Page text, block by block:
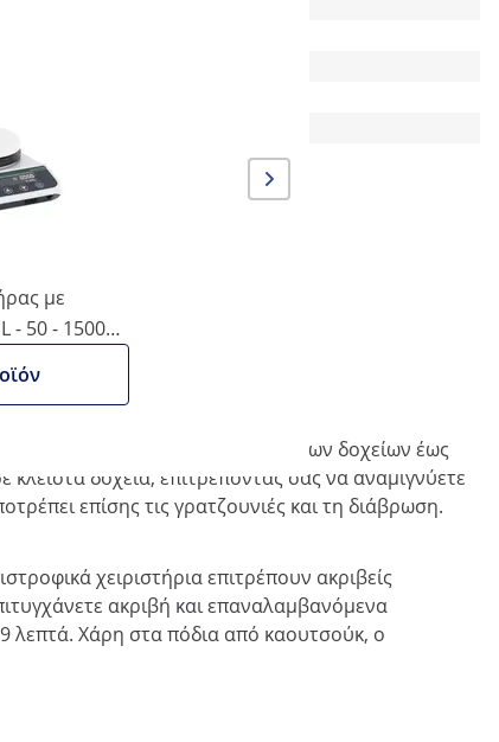
με
- 50 - 1500
για την ανάμειξη γυάλινων δοχείων έως
δοχεία, επιτρέποντάς σας να αναμιγνύετε
επίσης τις γρατζουνιές και τη διάβρωση.
χειριστήρια επιτρέπουν ακριβείς
ακριβή και επαναλαμβανόμενα
λεπτά. Χάρη στα πόδια από καουτσούκ, ο